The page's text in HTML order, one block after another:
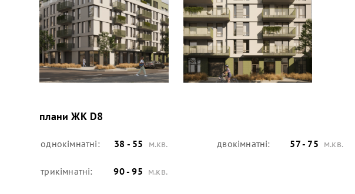
планиЖК D8
однокімнатні: 38 - 55 м.кв. двокімнатні: 57 - 75 м.кв.
трикімнатні: 90 - 95 м.кв.